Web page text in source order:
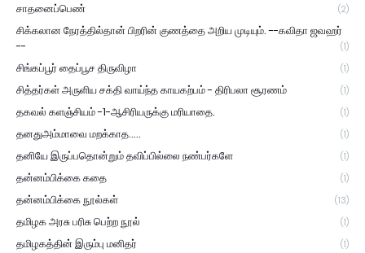
சாதனைப்பெண் (2)
சிக்கலான நேரத்தில்தான் பிறரின் குணத்தை அறிய முடியும். --கவிதா ஜவஹர்
--
(1)
சிங்கப்பூர் தைப்பூச திருவிழா (1)
சித்தர்கள் அருளிய சக்தி வாய்ந்த காயகற்பம் - திரிபலா சூரணம் (1)
தகவல் களஞ்சியம் -1-ஆசிரியருக்கு மரியாதை. (1)
தனதுஅம்மாவை மறக்காத..... (1)
தனியே இருப்பதொன்றும் தவிப்பில்லை நண்பர்களே (1)
தன்னம்பிக்கை கதை (1)
தன்னம்பிக்கை நூல்கள் (13)
தமிழக அரசு பரிசு பெற்ற நூல் (1)
தமிழகத்தின் இரும்பு மனிதர் (1)